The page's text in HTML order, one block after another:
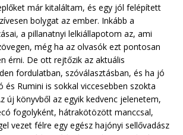
már kitaláltam, és egy jól felépített
bolygat az ember. Inkább a
a pillanatnyi lelkiállapotom az, ami
még ha az olvasók ezt pontosan
érni. De ott rejtőzik az aktuális
fordulatban, szóválasztásban, és ha jó
és Rumini is sokkal viccesebben szokta
új könyvből az egyik kedvenc jelenetem,
fogolyként, hátrakötözött manccsal,
vezet félre egy egész hajónyi sellővadász